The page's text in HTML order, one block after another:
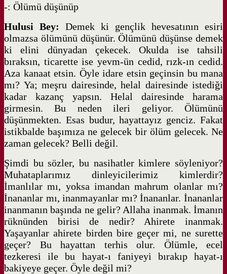
-: Ölümü düşünüp
Hulusi Bey: Demek ki gençlik hevesatının esiri
olmazsa ölümünü düşünür. Ölümünü düşünse demek
ki elini dünyadan çekecek. Okulda ise tahsili
bıraksın, ticarette ise yevm-ün cedid, rızk-ın cedid.
Aza kanaat etsin. Öyle idare etsin geçinsin bu mana
mı? Ya; meşru dairesinde, helal dairesinde istediği
kadar kazanç yapsın. Helal dairesinde harama
girmesin. Bu neden ileri geliyor. Ölümünü
düşünmekten. Esas budur, hayattayız genciz. Fakat
istikbalde başımıza ne gelecek bir ölüm gelecek. Ne
zaman gelecek? Belli değil.
Şimdi bu sözler, bu nasihatler kimlere söyleniyor?
Muhataplarımız dinleyicilerimiz kimlerdir?
İmanlılar mı, yoksa imandan mahrum olanlar mı?
İnananlar mı, inanmayanlar mı? İnananlar. İnananlar
inanmanın başında ne gelir? Allaha inanmak. İmanın
rüknünden birisi de nedir? Ahirete inanmak.
Yaşayanlar ahirete birden bire geçer mi, ne surette
geçer? Bu hayattan terhis olur. Ölümle, ecel
tezkeresi ile bu hayat-ı faniyeyi bırakıp hayat-ı
bakiyeye geçer. Öyle değil mi?